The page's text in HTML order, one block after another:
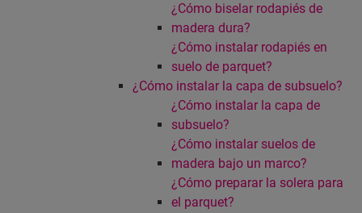
¿Cómo biselar rodapiés de
madera dura?
¿Cómo instalar rodapiés en
suelo de parquet?
¿Cómo instalar la capa de subsuelo?
¿Cómo instalar la capa de
subsuelo?
¿Cómo instalar suelos de
madera bajo un marco?
¿Cómo preparar la solera para
el parquet?